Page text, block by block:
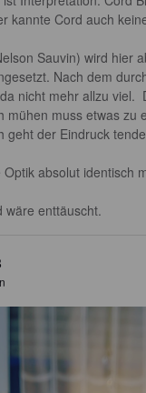
kannte Cord auch
Sauvin) wird hier
Nach dem
nicht mehr allzu viel.
mühen muss etwas zu
geht der Eindruck
absolut identisch
wäre enttäuscht.